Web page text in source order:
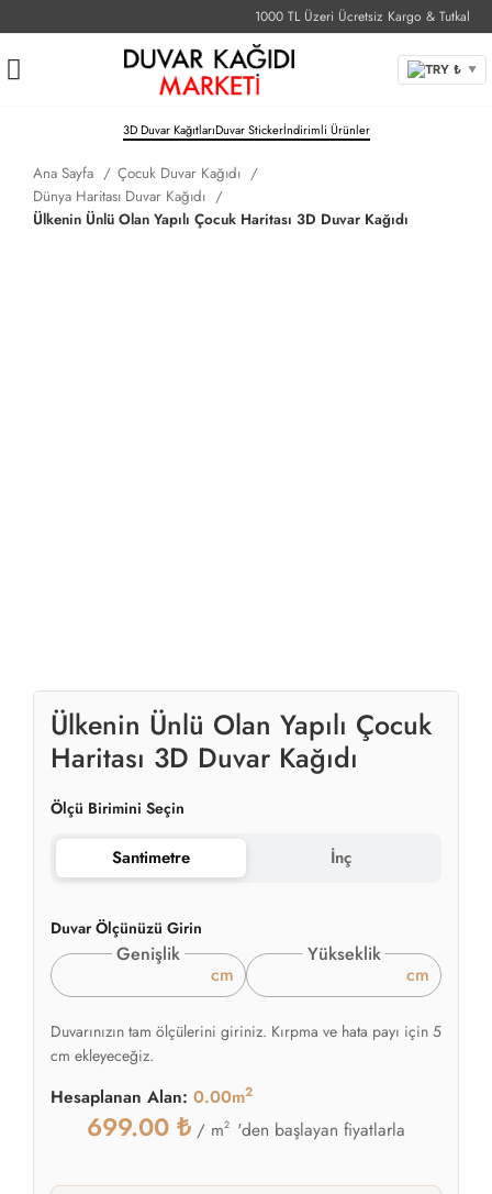
1000 TL Üzeri Ücretsiz Kargo & Tutkal
TRY ₺ ▼
3D Duvar KağıtlarıDuvar Stickerİndirimli Ürünler
Ana Sayfa
Çocuk Duvar Kağıdı
Dünya Haritası Duvar Kağıdı
Ülkenin Ünlü Olan Yapılı Çocuk Haritası 3D Duvar Kağıdı
Ülkenin Ünlü Olan Yapılı Çocuk
Haritası 3D Duvar Kağıdı
Ölçü Birimini Seçin
Santimetre İnç
Duvar Ölçünüzü Girin
Genişlik
cm
Yükseklik
cm
Duvarınızın tam ölçülerini giriniz. Kırpma ve hata payı için 5
cm ekleyeceğiz.
Hesaplanan Alan: 0.00m2
699.00 ₺ / m2 'den başlayan fiyatlarla